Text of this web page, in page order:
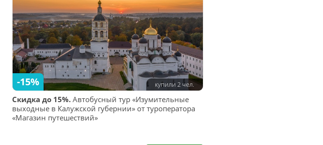
Скидка до 15%. Автобусный тур «Изумительные
выходные в Калужской губернии» от туроператора
«Магазин путешествий»
-15% купили 2 чел.